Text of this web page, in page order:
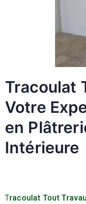
Tracoulat
Votre
en
Intérieure
Tracoulat Tout